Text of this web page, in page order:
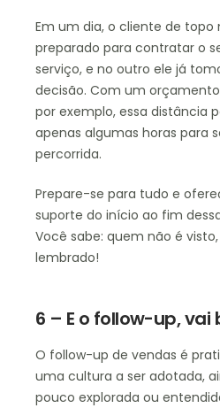
Em um dia, o cliente de topo
preparado para contratar o
serviço, e no outro ele já
decisão. Com um
por exemplo, essa distância
apenas algumas horas para
percorrida.
Prepare-se para tudo e
suporte do início ao fim
Você sabe: quem não é
lembrado!
6 – E o follow-up, vai
O follow-up de vendas é
uma cultura a ser adotada,
pouco explorada ou